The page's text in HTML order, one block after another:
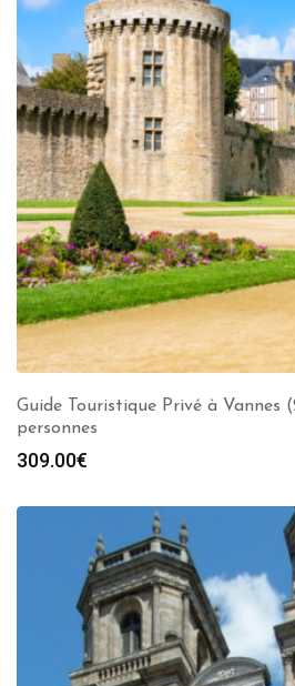
Guide Touristique Privé à Vannes
personnes
309.00€